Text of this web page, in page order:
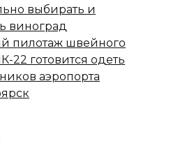
выбирать и
виноград
пилотаж швейного
22 готовится одеть
аэропорта